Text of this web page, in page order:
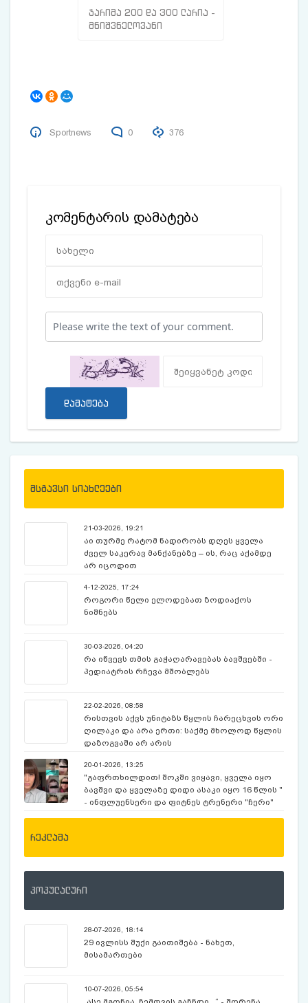
ჯარიმა 200 და 300 ლარია -
მნიშვნელოვანი
Sportnews 0 376
კომენტარის დამატება
დამატება
მსგავსი სიახლეები
21-03-2026, 19:21
აი თურმე რატომ ნადირობს დღეს ყველა
ძველ საკერავ მანქანებზე – ის, რაც აქამდე
არ იცოდით
4-12-2025, 17:24
როგორი წელი ელოდებათ ზოდიაქოს
ნიშნებს
30-03-2026, 04:20
რა იწვევს თმის გაჭაღარავებას ბავშვებში -
პედიატრის რჩევა მშობლებს
22-02-2026, 08:58
რისთვის აქვს უნიტაზს წყლის ჩარეცხვის ორი
ღილაკი და არა ერთი: საქმე მხოლოდ წყლის
დაზოგვაში არ არის
20-01-2026, 13:25
"გაფრთხილდით! შოკში ვიყავი, ყველა იყო
ბავშვი და ყველაზე დიდი ასაკი იყო 16 წლის "
- ინფლუენსერი და ფიტნეს ტრენერი "ჩერი"
რეკლამა
პოპულალური
28-07-2026, 18:14
29 ივლისს შუქი გაითიშება - ნახეთ,
მისამართები
10-07-2026, 05:54